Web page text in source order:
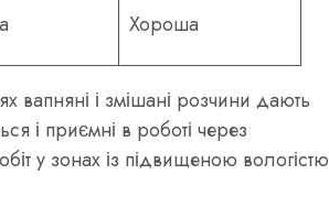
Хороша
вапняні і змішані розчини дають
і приємні в роботі через
у зонах із підвищеною вологістю